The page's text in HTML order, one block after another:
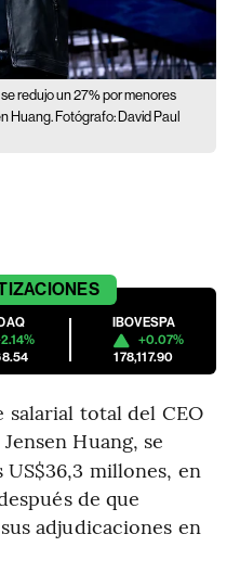
redujo un 27% por menores
Huang. Fotógrafo: David Paul
IBOVESPA
+0.07%
178,117.90
total del CEO
Jensen Huang, se
millones, en
de que
adjudicaciones en